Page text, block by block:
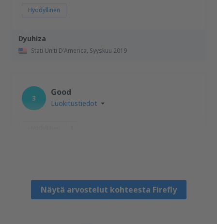
Dyuhiza
Stati Uniti D'America, Syyskuu 2019
Hyödyllinen
3
Good
Luokitustiedot
Näytä arvostelut kohteesta Firefly